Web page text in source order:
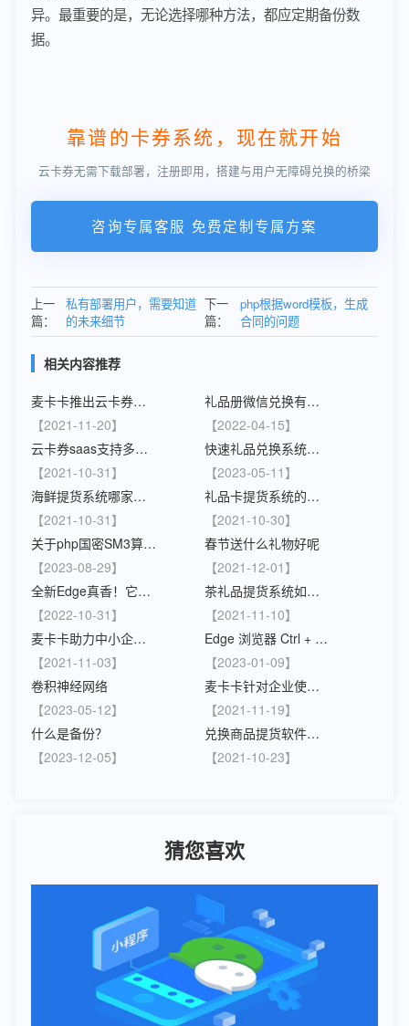
异。最重要的是，无论选择哪种方法，都应定期备份数
据。
靠谱的卡券系统，现在就开始
云卡券无需下载部署，注册即用，搭建与用户无障碍兑换的桥梁
咨询专属客服 免费定制专属方案
上一
篇：
私有部署用户，需要知道
的未来细节
下一
篇：
php根据word模板，生成
合同的问题
相关内容推荐
麦卡卡推出云卡券提货系统
【2021-11-20】
礼品册微信兑换有哪些方式
【2022-04-15】
云卡券saas支持多应用集成，让提货变得更简单！
【2021-10-31】
快速礼品兑换系统，极速获得惊喜
【2023-05-11】
海鲜提货系统哪家强？
【2021-10-31】
礼品卡提货系统的优势
【2021-10-30】
关于php国密SM3算法及国密算法3效率问题
【2023-08-29】
春节送什么礼物好呢
【2021-12-01】
全新Edge真香！它注定会成为最佳浏览器
【2022-10-31】
茶礼品提货系统如何搭建？
【2021-11-10】
麦卡卡助力中小企业上云，适应大势所趋
【2021-11-03】
Edge 浏览器 Ctrl + C复制粘贴不起作用
【2023-01-09】
卷积神经网络
【2023-05-12】
麦卡卡针对企业使用卡券的问题进行了全面的解决方案
【2021-11-19】
什么是备份？
【2023-12-05】
兑换商品提货软件系统哪家强？
【2021-10-23】
猜您喜欢